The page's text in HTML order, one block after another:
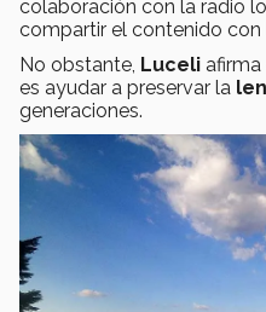
colaboración con la radio
compartir el contenido con
No obstante, Luceli
es ayudar a preservar la
generaciones.